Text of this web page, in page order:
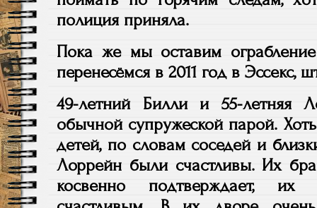
полиция приняла.
Пока же мы оставим
перенесёмся в 2011 год в Эссекс,
49-летний Билли и 55-летняя
обычной супружеской парой.
детей, по словам соседей и
Лоррейн были счастливы. Их
косвенно подтверждает,